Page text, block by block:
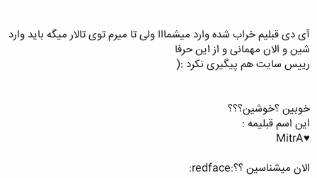
آی دی قبلیم خراب شده وارد میشمااا ولی تا میرم توی تالار میگه باید وارد
شین و الان مهمانی و از این حرفا
رییس سایت هم پیگیری نکرد :(
خوبین ؟خوشین؟؟؟
این اسم قبلیمه :
♥MitrA
الان میشناسین ؟؟:redface: